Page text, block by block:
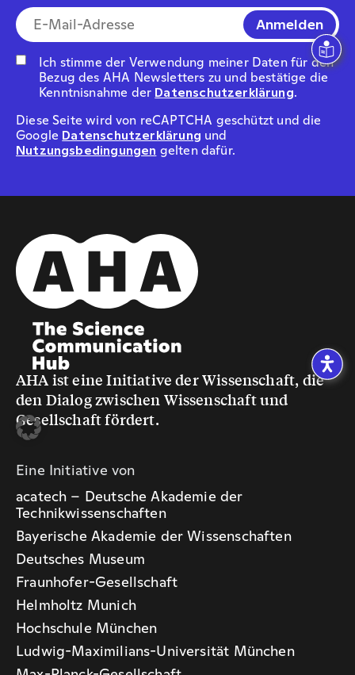
E-Mail-Addresse*
Ich stimme der Verwendung meiner Daten für den
Bezug des AHA Newsletters zu und bestätige die
Kenntnisnahme der Datenschutzerklärung.
Diese Seite wird von reCAPTCHA geschützt und die
Google Datenschutzerklärung und
Nutzungsbedingungen gelten dafür.
AHA ist eine Initiative der Wissenschaft, die
den Dialog zwischen Wissenschaft und
Gesellschaft fördert.
Eine Initiative von
acatech – Deutsche Akademie der
Technikwissenschaften
Bayerische Akademie der Wissenschaften
Deutsches Museum
Fraunhofer-Gesellschaft
Helmholtz Munich
Hochschule München
Ludwig-Maximilians-Universität München